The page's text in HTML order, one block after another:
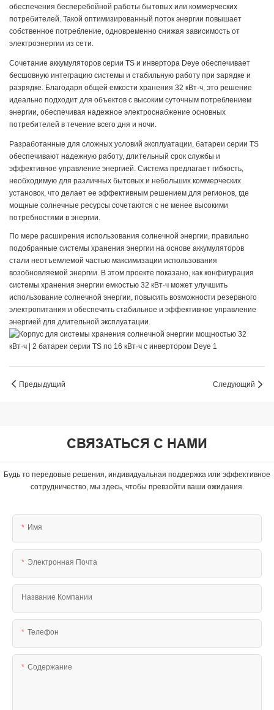
обеспечения бесперебойной работы бытовых или коммерческих
потребителей. Такой оптимизированный поток энергии повышает
собственное потребление, одновременно снижая зависимость от
электроэнергии из сети.
Сочетание аккумуляторов серии TS и инвертора Deye обеспечивает
бесшовную интеграцию системы и стабильную работу при зарядке и
разрядке. Благодаря общей емкости хранения 32 кВт·ч, это решение
идеально подходит для объектов с высоким суточным потреблением
энергии, обеспечивая надежное электроснабжение основных
потребителей в течение всего дня и ночи.
Разработанные для сложных условий эксплуатации, батареи серии TS
обеспечивают надежную работу, длительный срок службы и
эффективное управление энергией. Система предлагает гибкость,
необходимую для различных бытовых и небольших коммерческих
установок, что делает ее эффективным решением для регионов, где
мощные солнечные ресурсы сочетаются с не менее высокими
потребностями в энергии.
По мере расширения использования солнечной энергии, правильно
подобранные системы хранения энергии на основе аккумуляторов
стали неотъемлемой частью максимизации использования
возобновляемой энергии. В этом проекте показано, как конфигурация
системы хранения энергии емкостью 32 кВт·ч может улучшить
использование солнечной энергии, повысить возможности резервного
электропитания и обеспечить стабильное и эффективное управление
энергией для длительной эксплуатации.
Предыдущий Следующий
СВЯЗАТЬСЯ С НАМИ
Будь то передовые решения, индивидуальная поддержка или эффективное
сотрудничество, мы здесь, чтобы превзойти ваши ожидания.
Имя
Электронная Почта
Название Компании
Телефон
Содержание